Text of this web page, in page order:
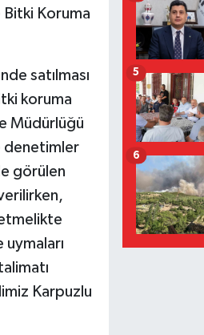
Bitki Koruma
satılması
koruma
Müdürlüğü
denetimler
görülen
Karpuzlu
5
6